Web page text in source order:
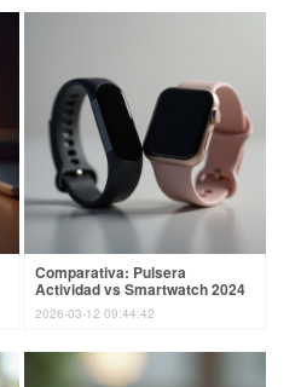
Comparativa: Pulsera
Actividad vs Smartwatch 2024
2026-03-12 09:44:42